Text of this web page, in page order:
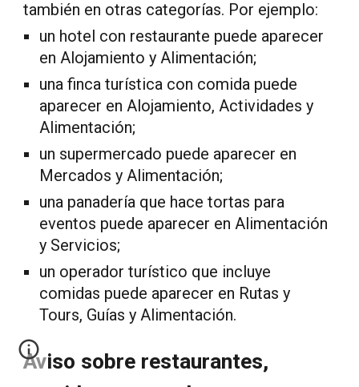
también en otras categorías. Por ejemplo:
un hotel con restaurante puede aparecer
en Alojamiento y Alimentación;
una finca turística con comida puede
aparecer en Alojamiento, Actividades y
Alimentación;
un supermercado puede aparecer en
Mercados y Alimentación;
una panadería que hace tortas para
eventos puede aparecer en Alimentación
y Servicios;
un operador turístico que incluye
comidas puede aparecer en Rutas y
Tours, Guías y Alimentación.
Aviso sobre restaurantes,